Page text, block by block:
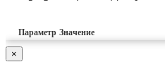
Параметр Значение
×